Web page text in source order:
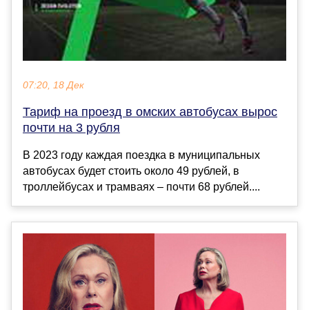
07:20, 18 Дек
Тариф на проезд в омских автобусах вырос
почти на 3 рубля
В 2023 году каждая поездка в муниципальных
автобусах будет стоить около 49 рублей, в
троллейбусах и трамваях – почти 68 рублей....